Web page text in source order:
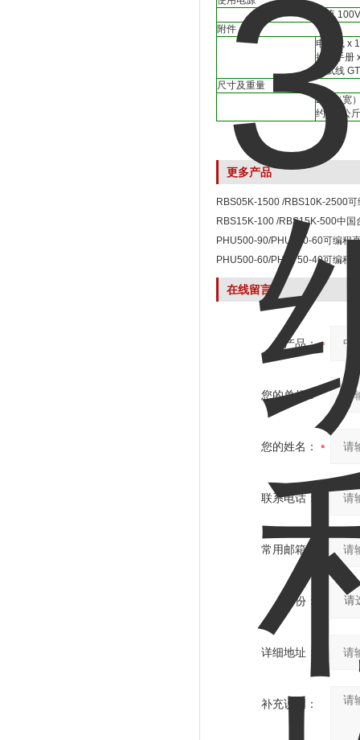
交流
附件
电源线 x
操作手册
测试线
尺寸及重量
255（宽
约 10 公斤
更多产品
RBS05K-1500 /RBS10K-2500
RBS15K-100 /RBS15K-500中国
列可编程双向直流电源
PHU500-90/PHU750-60可编程
PHU500-60/PHU750-40可编程
在线留言
产品：
您的单位：
您的姓名：
联系电话：
常用邮箱：
省份：
详细地址：
补充说明：